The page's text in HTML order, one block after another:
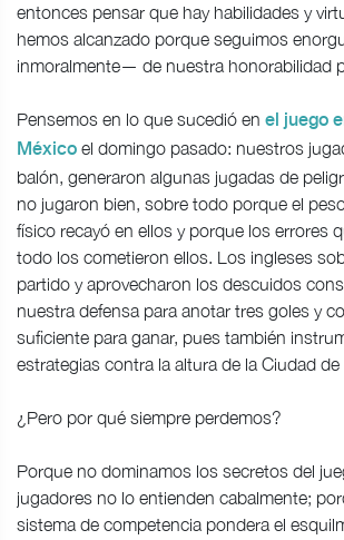
entonces pensar que hay habilidades y
hemos alcanzado porque seguimos
inmoralmente— de nuestra honorabilidad
Pensemos en lo que sucedió en el juego
México el domingo pasado: nuestros
balón, generaron algunas jugadas de
no jugaron bien, sobre todo porque el
físico recayó en ellos y porque los errores
todo los cometieron ellos. Los ingleses
partido y aprovecharon los descuidos
nuestra defensa para anotar tres goles y
suficiente para ganar, pues también
estrategias contra la altura de la Ciudad de
¿Pero por qué siempre perdemos?
Porque no dominamos los secretos del
jugadores no lo entienden cabalmente;
sistema de competencia pondera el